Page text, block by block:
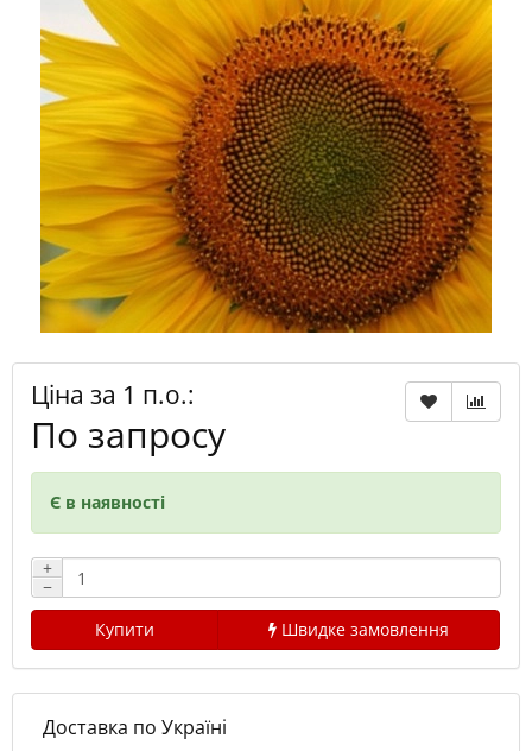
Ціна за 1 п.о.:
По запросу
Є в наявності
+
−
Купити
Швидке замовлення
Доставка по Україні